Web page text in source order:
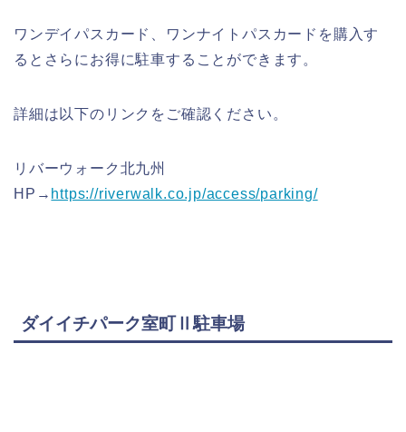
ワンデイパスカード、ワンナイトパスカードを購入す
るとさらにお得に駐車することができます。
詳細は以下のリンクをご確認ください。
リバーウォーク北九州
HP→ https://riverwalk.co.jp/access/parking/
ダイイチパーク室町Ⅱ駐車場